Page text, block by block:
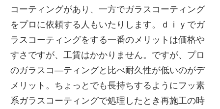
コーティングがあり、一方でガラスコーティング
をプロに依頼する人もいたりします。ｄｉｙでガ
ラスコーティングをする一番のメリットは価格や
すさですが、工賃はかかりません。ですが、プロ
のガラスコ―ティングと比べ耐久性が低いのがデ
メリット。ちょっとでも長持ちするようにフッ素
系ガラスコーティングで処理したとき再施工の時